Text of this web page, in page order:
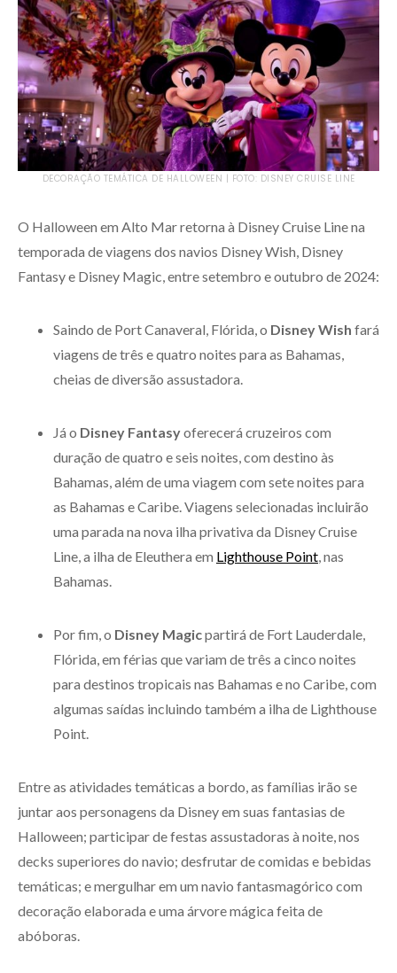
DECORAÇÃO TEMÁTICA DE HALLOWEEN | FOTO: DISNEY CRUISE LINE
O Halloween em Alto Mar retorna à Disney Cruise Line na
temporada de viagens dos navios Disney Wish, Disney
Fantasy e Disney Magic, entre setembro e outubro de 2024:
Saindo de Port Canaveral, Flórida, o Disney Wish fará
viagens de três e quatro noites para as Bahamas,
cheias de diversão assustadora.
Já o Disney Fantasyoferecerá cruzeiros com
duração de quatro e seis noites, com destino às
Bahamas, além de uma viagem com sete noites para
as Bahamas e Caribe. Viagens selecionadas incluirão
uma parada na nova ilha privativa da Disney Cruise
Line, a ilha de Eleuthera em Lighthouse Point, nas
Bahamas.
Por fim, o Disney Magicpartirá de Fort Lauderdale,
Flórida, em férias que variam de três a cinco noites
para destinos tropicais nas Bahamas e no Caribe, com
algumas saídas incluindo também a ilha de Lighthouse
Point.
Entre as atividades temáticas a bordo, as famílias irão se
juntar aos personagens da Disney em suas fantasias de
Halloween; participar de festas assustadoras à noite, nos
decks superiores do navio; desfrutar de comidas e bebidas
temáticas; e mergulhar em um navio fantasmagórico com
decoração elaborada e uma árvore mágica feita de
abóboras.